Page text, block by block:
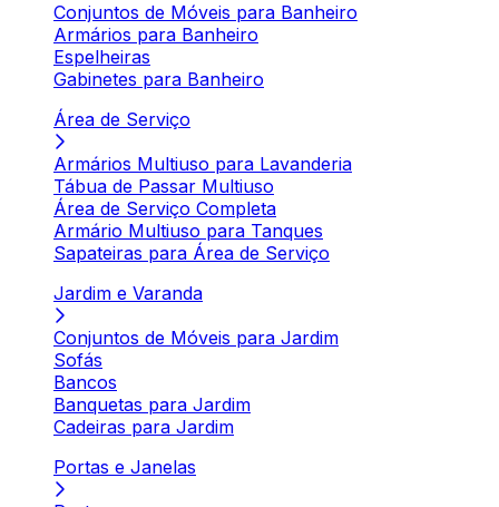
Conjuntos de Móveis para Banheiro
Armários para Banheiro
Espelheiras
Gabinetes para Banheiro
Área de Serviço
Armários Multiuso para Lavanderia
Tábua de Passar Multiuso
Área de Serviço Completa
Armário Multiuso para Tanques
Sapateiras para Área de Serviço
Jardim e Varanda
Conjuntos de Móveis para Jardim
Sofás
Bancos
Banquetas para Jardim
Cadeiras para Jardim
Portas e Janelas